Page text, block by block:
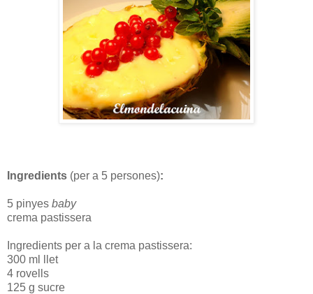
Ingredients (per a 5 persones):
5 pinyes baby
crema pastissera
Ingredients per a la crema pastissera:
300 ml llet
4 rovells
125 g sucre